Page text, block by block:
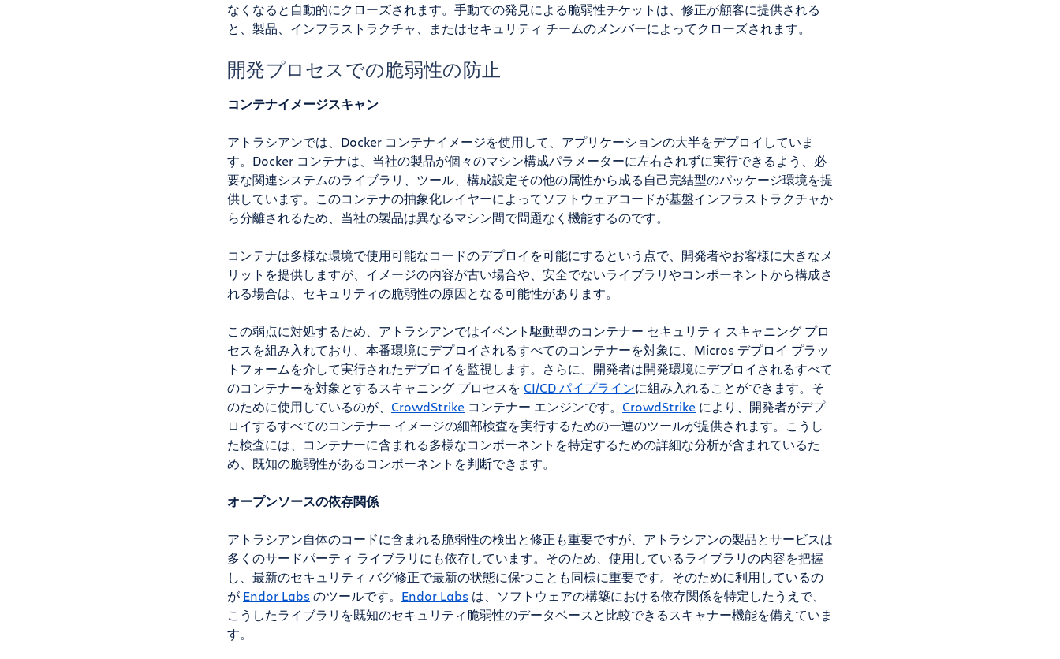
なくなると自動的にクローズされます。手動での発見による脆弱性チケットは、修正が顧客に提供される
と、製品、インフラストラクチャ、またはセキュリティ チームのメンバーによってクローズされます。
開発プロセスでの脆弱性の防止
コンテナイメージスキャン
アトラシアンでは、Docker コンテナイメージを使用して、アプリケーションの大半をデプロイしていま
す。Docker コンテナは、当社の製品が個々のマシン構成パラメーターに左右されずに実行できるよう、必
要な関連システムのライブラリ、ツール、構成設定その他の属性から成る自己完結型のパッケージ環境を提
供しています。このコンテナの抽象化レイヤーによってソフトウェアコードが基盤インフラストラクチャか
ら分離されるため、当社の製品は異なるマシン間で問題なく機能するのです。
コンテナは多様な環境で使用可能なコードのデプロイを可能にするという点で、開発者やお客様に大きなメ
リットを提供しますが、イメージの内容が古い場合や、安全でないライブラリやコンポーネントから構成さ
れる場合は、セキュリティの脆弱性の原因となる可能性があります。
この弱点に対処するため、アトラシアンではイベント駆動型のコンテナー セキュリティ スキャニング プロ
セスを組み入れており、本番環境にデプロイされるすべてのコンテナーを対象に、Micros デプロイ プラッ
トフォームを介して実行されたデプロイを監視します。さらに、開発者は開発環境にデプロイされるすべて
のコンテナーを対象とするスキャニング プロセスを CI/CD パイプラインに組み入れることができます。そ
のために使用しているのが、 CrowdStrikeコンテナー エンジンです。 CrowdStrikeにより、開発者がデプ
ロイするすべてのコンテナー イメージの細部検査を実行するための一連のツールが提供されます。こうし
た検査には、コンテナーに含まれる多様なコンポーネントを特定するための詳細な分析が含まれているた
め、既知の脆弱性があるコンポーネントを判断できます。
オープンソースの依存関係
アトラシアン自体のコードに含まれる脆弱性の検出と修正も重要ですが、アトラシアンの製品とサービスは
多くのサードパーティ ライブラリにも依存しています。そのため、使用しているライブラリの内容を把握
し、最新のセキュリティ バグ修正で最新の状態に保つことも同様に重要です。そのために利用しているの
が Endor Labs のツールです。 Endor Labs は、ソフトウェアの構築における依存関係を特定したうえで、
こうしたライブラリを既知のセキュリティ脆弱性のデータベースと比較できるスキャナー機能を備えていま
す。